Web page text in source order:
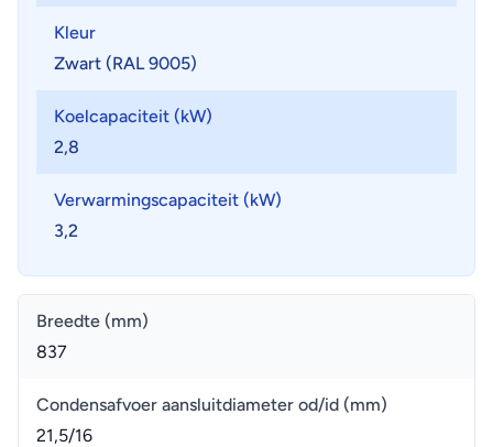
Kleur
Zwart (RAL 9005)
Koelcapaciteit (kW)
2,8
Verwarmingscapaciteit (kW)
3,2
Breedte (mm)
837
Condensafvoer aansluitdiameter od/id (mm)
21,5/16